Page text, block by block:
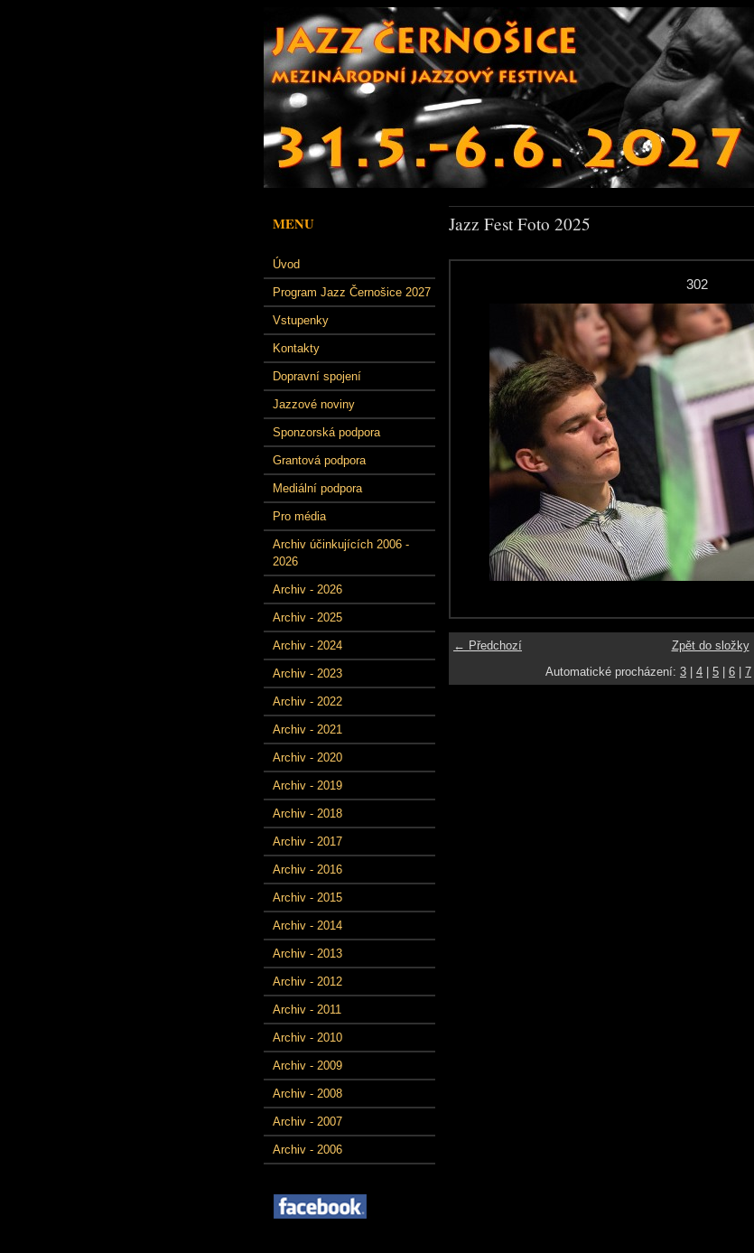
MENU
Úvod
Program Jazz Černošice 2027
Vstupenky
Kontakty
Dopravní spojení
Jazzové noviny
Sponzorská podpora
Grantová podpora
Mediální podpora
Pro média
Archiv účinkujících 2006 -
2026
Archiv - 2026
Archiv - 2025
Archiv - 2024
Archiv - 2023
Archiv - 2022
Archiv - 2021
Archiv - 2020
Archiv - 2019
Archiv - 2018
Archiv - 2017
Archiv - 2016
Archiv - 2015
Archiv - 2014
Archiv - 2013
Archiv - 2012
Archiv - 2011
Archiv - 2010
Archiv - 2009
Archiv - 2008
Archiv - 2007
Archiv - 2006
Jazz Fest Foto 2025
302
← Předchozí
Zpět do složky
Automatické procházení: 3 4 5 6 7